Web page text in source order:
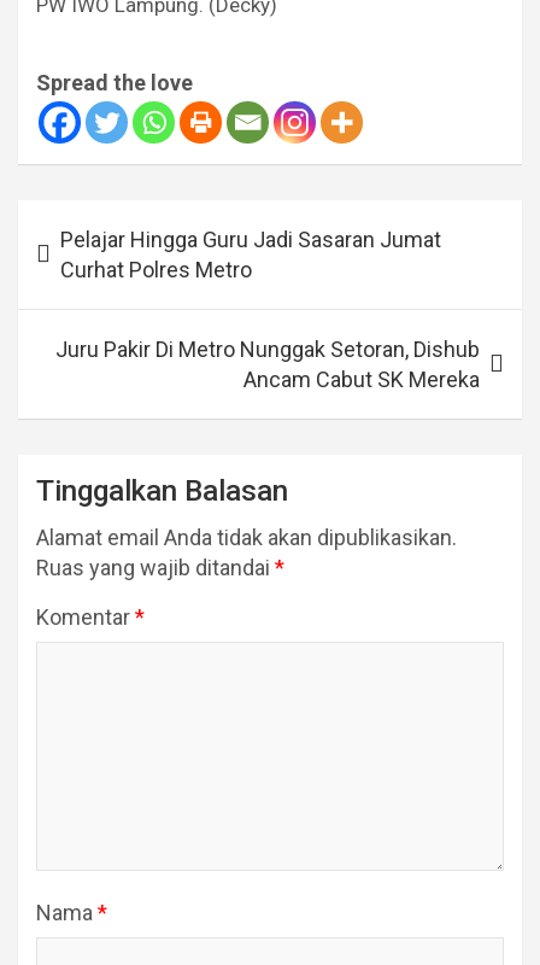
PW IWO Lampung. (Decky)
Spread the love
posPelajar Hingga Guru Jadi Sasaran Jumat
Curhat Polres Metro
Juru Pakir Di Metro Nunggak Setoran, Dishub
Ancam Cabut SK Mereka
Tinggalkan Balasan
Alamat email Anda tidak akan dipublikasikan.
Ruas yang wajib ditandai *
Komentar*
Nama *